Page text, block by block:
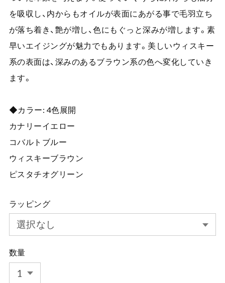
を吸収し、内からもオイルが表面にあがる事で毛羽立ち
が落ち着き、艶が増し、色にもぐっと深みが増します。素
早いエイジングが魅力でもあります。美しいウィスキー
系の表面は、深みのあるブラウン系の色へ変化していき
ます。
◆カラー: 4色展開
カナリーイエロー
コバルトブルー
ウィスキーブラウン
ピスタチオグリーン
ラッピング
数量